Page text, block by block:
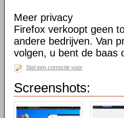
Meer privacy
Firefox verkoopt geen
andere bedrijven. Van
volgen, u bent de baas
Stel een correctie voor
Screenshots: